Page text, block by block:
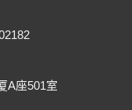
A座501室